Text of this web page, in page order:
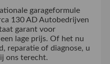
garageformule
130 AD Autobedrijven
garant voor
lage prijs. Of het nu
reparatie of diagnose, u
ons terecht.